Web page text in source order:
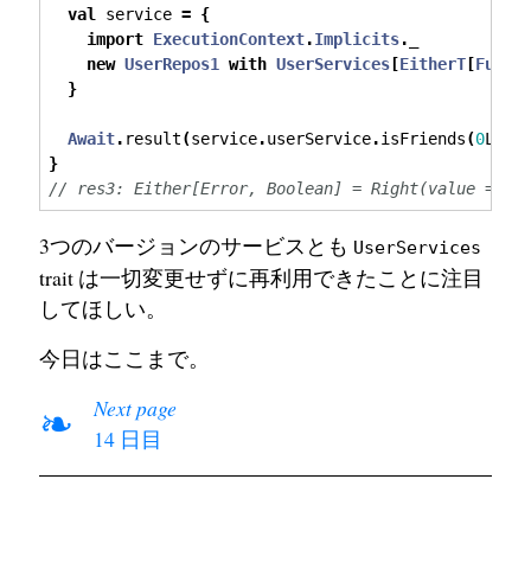
val
service = {
import ExecutionContext.Implicits.
new UserRepos1 with UserServices[EitherT[Future
}
Await. result(service.userService.isFriends(0L
}
// res3: Either[Error, Boolean] = Right(value =
3つのバージョンのサービスとも UserServices
trait は一切変更せずに再利用できたことに注目
してほしい。
今日はここまで。
❧
Next page
14 日目